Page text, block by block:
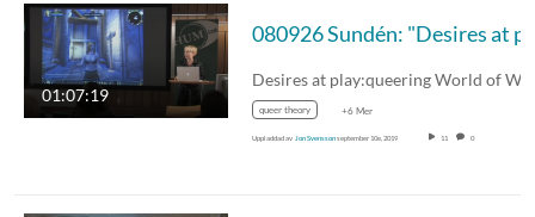
01:07:19
queer theory +6 Mer
Uppladdad av Jon Svenssonseptember 10e, 2019 11 0